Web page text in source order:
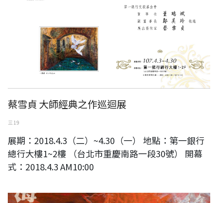
蔡雪貞 大師經典之作巡迴展
三 19
展期：2018.4.3（二）~4.30（一） 地點：第一銀行
總行大樓1~2樓 （台北市重慶南路一段30號） 開幕
式：2018.4.3 AM10:00
海洋進行式一莊明中2018創作展